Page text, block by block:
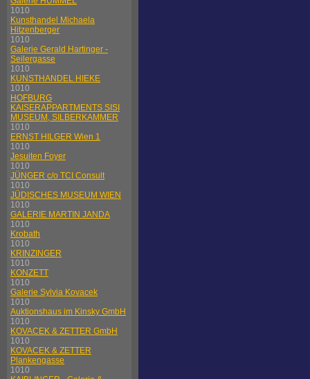
1010
Kunsthandel Michaela
Hitzenberger
1010
Galerie Gerald Hartinger -
Seilergasse
1010
KUNSTHANDEL HIEKE
1010
HOFBURG
KAISERAPPARTMENTS SISI
MUSEUM, SILBERKAMMER
1010
ERNST HILGER Wien 1
1010
Jesuiten Foyer
1010
JÜNGER c/o TCI Consult
1010
JÜDISCHES MUSEUM WIEN
1010
GALERIE MARTIN JANDA
1010
Krobath
1010
KRINZINGER
1010
KONZETT
1010
Galerie Sylvia Kovacek
1010
Auktionshaus im Kinsky GmbH
1010
KOVACEK & ZETTER GmbH
1010
KOVACEK & ZETTER
Plankengasse
1010